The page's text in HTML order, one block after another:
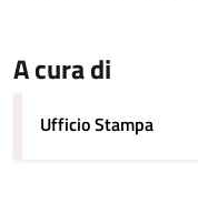
A cura di
Ufficio Stampa